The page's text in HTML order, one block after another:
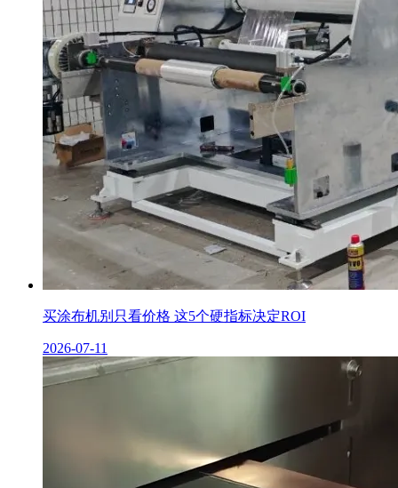
买涂布机别只看价格 这5个硬指标决定ROI
2026-07-11